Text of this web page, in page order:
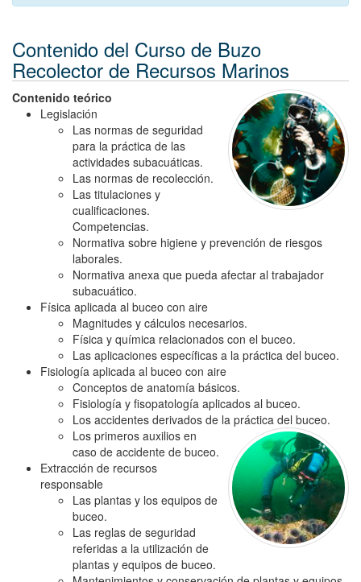
Contenido del Curso de Buzo
Recolector de Recursos Marinos
Contenido teórico
Legislación
Las normas de seguridad
para la práctica de las
actividades subacuáticas.
Las normas de recolección.
Las titulaciones y
cualificaciones.
Competencias.
Normativa sobre higiene y prevención de riesgos
laborales.
Normativa anexa que pueda afectar al trabajador
subacuático.
Física aplicada al buceo con aire
Magnitudes y cálculos necesarios.
Física y química relacionados con el buceo.
Las aplicaciones específicas a la práctica del buceo.
Fisiología aplicada al buceo con aire
Conceptos de anatomía básicos.
Fisiología y fisopatología aplicados al buceo.
Los accidentes derivados de la práctica del buceo.
Los primeros auxilios en
caso de accidente de buceo.
Extracción de recursos
responsable
Las plantas y los equipos de
buceo.
Las reglas de seguridad
referidas a la utilización de
plantas y equipos de buceo.